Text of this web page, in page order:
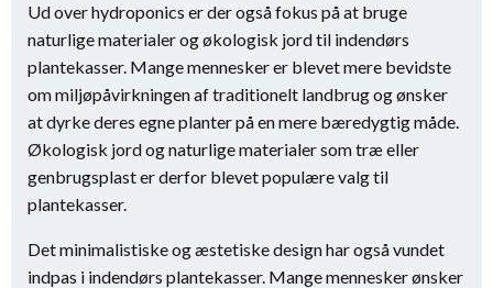
Ud over hydroponics er der også fokus på at bruge
naturlige materialer og økologisk jord til indendørs
plantekasser. Mange mennesker er blevet mere bevidste
om miljøpåvirkningen af traditionelt landbrug og ønsker
at dyrke deres egne planter på en mere bæredygtig måde.
Økologisk jord og naturlige materialer som træ eller
genbrugsplast er derfor blevet populære valg til
plantekasser.
Det minimalistiske og æstetiske design har også vundet
indpas i indendørs plantekasser. Mange mennesker ønsker